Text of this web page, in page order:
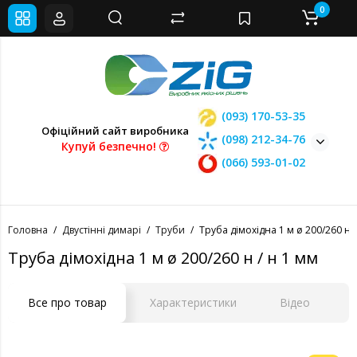
Офіційний сайт виробника
Купуй безпечно!
(093) 170-53-35
(098) 212-34-76
(066) 593-01-02
0
Головна Двустінні димарі Труби Труба дімохідна 1 м ø 200/260 н
Труба дімохідна 1 м ø 200/260 н / н 1 мм
Все про товар Характеристики Відео